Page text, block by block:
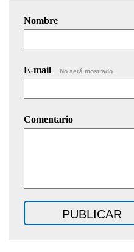
Nombre
E-mail No será mostrado.
Comentario